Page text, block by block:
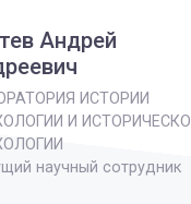
Андрей
ИСТОРИИ
И
научный сотрудник